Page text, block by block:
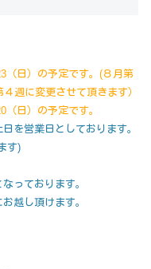
（日）の予定です。(８月第
週に変更させて頂きます）
日）の予定です。
を営業日としております。
す)
っております。
越し頂けます。